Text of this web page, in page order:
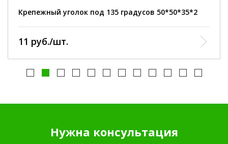
Крепежный уголок под 135 градусов 50*50*35*2
11 руб./шт.
Нужна консультация